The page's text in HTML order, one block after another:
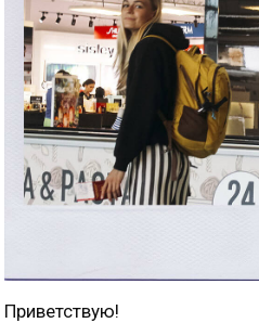
Приветствую!